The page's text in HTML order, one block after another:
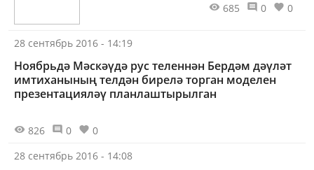
685 0 0
28 сентябрь 2016 - 14:19
Ноябрьдә Мәскәүдә рус теленнән Бердәм дәүләт
имтиханының телдән бирелә торган моделен
презентацияләү планлаштырылган
826 0
0
28 сентябрь 2016 - 14:08